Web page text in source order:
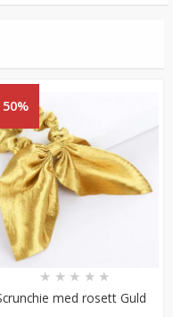
★
med rosett Guld
★ ★ ★ ★ ★